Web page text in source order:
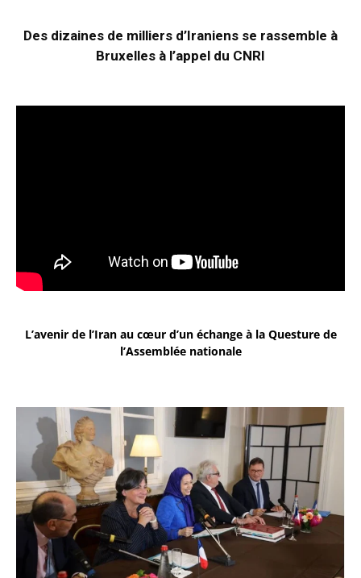
Des dizaines de milliers d’Iraniens se rassemble à
Bruxelles à l’appel du CNRI
L’avenir de l’Iran au cœur d’un échange à la Questure de
l’Assemblée nationale